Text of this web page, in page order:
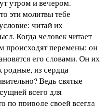
утром и вечером.
эти молитвы тебе
читай их
Когда человек читает
происходят перемены: он
его словами. Он их
родные, из сердца
Ведь святые
всего для
по природе своей всегда